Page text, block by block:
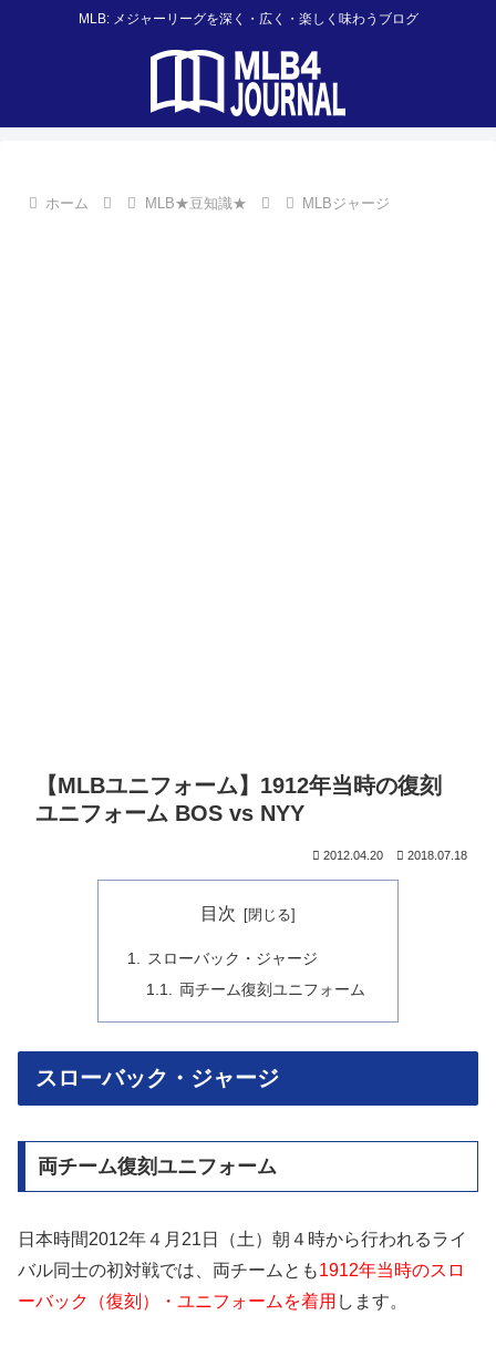
MLB: メジャーリーグを深く・広く・楽しく味わうブログ
ホーム MLB★豆知識★ MLBジャージ
【MLBユニフォーム】1912年当時の復刻
ユニフォーム BOS vs NYY
2012.04.20 2018.07.18
目次
スローバック・ジャージ
両チーム復刻ユニフォーム
スローバック・ジャージ
両チーム復刻ユニフォーム
日本時間2012年４月21日（土）朝４時から行われるライ
バル同士の初対戦では、両チームとも1912年当時のスロ
ーバック（復刻）・ユニフォームを着用 します。